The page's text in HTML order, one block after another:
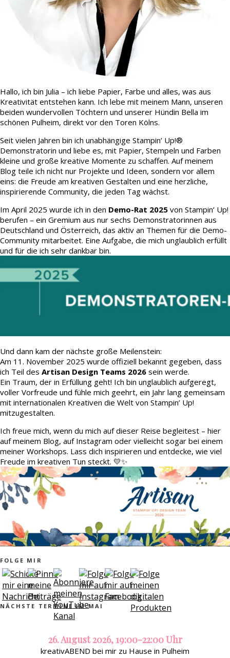
Hallo, ich bin Julia – ich liebe Papier, Farbe und alles, was aus
Kreativität entstehen kann. Ich lebe mit meinem Mann, unseren
beiden wundervollen Töchtern und unserer Hündin Bella im
schönen Pulheim, direkt vor den Toren Kölns.
Seit vielen Jahren bin ich unabhängige Stampin’ Up!®
Demonstratorin und liebe es, mit Papier, Stempeln und Farben
kleine und große kreative Momente zu schaffen. Auf meinem
Blog teile ich nicht nur Projekte und Ideen, sondern vor allem
eins: die Freude am kreativen Gestalten und eine herzliche,
inspirierende Community, die jeden Tag wächst.
Im April 2025 wurde ich in den Demo-Rat 2025 von Stampin’ Up!
berufen – ein Gremium aus nur sechs Demonstratorinnen aus
Deutschland und Österreich, das aktiv an Themen für die Demo-
Community mitarbeitet. Eine Aufgabe, die mich unglaublich erfüllt
und für die ich sehr dankbar bin.
Und dann kam der nächste große Meilenstein:
Am 11. November 2025 wurde offiziell bekannt gegeben, dass
ich Teil des Artisan Design Teams 2026 sein werde.
Ein Traum, der in Erfüllung geht! Ich bin unglaublich aufgeregt,
voller Vorfreude und fühle mich geehrt, ein Jahr lang gemeinsam
mit internationalen Kreativen die Welt von Stampin’ Up!
mitzugestalten.
Ich freue mich, wenn du mich auf dieser Reise begleitest – hier
auf meinem Blog, auf Instagram oder vielleicht sogar bei einem
meiner Workshops. Lass dich inspirieren und entdecke, wie viel
Freude im kreativen Tun steckt. 💛✨
FOLGE MIR
NÄCHSTE TERMINE IM MAI
26. August 2026, 19:00-22:00 Uhr
kreativABEND bei mir zu Hause in Pulheim